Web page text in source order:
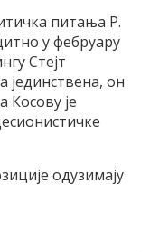
питања Р.
у фебруару
Стејт
јединствена, он
Косову је
одузимају